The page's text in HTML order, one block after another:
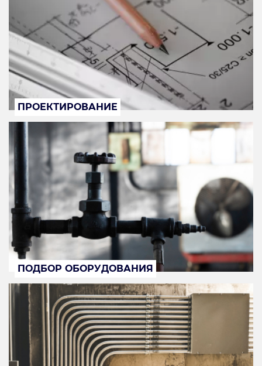
ПРОЕКТИРОВАНИЕ
ПОДБОР ОБОРУДОВАНИЯ